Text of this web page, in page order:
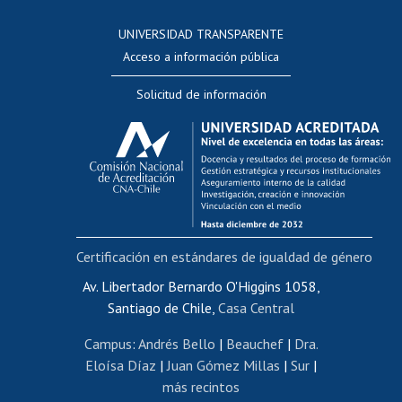
Evaluación docente
Calificación académica
Postulación al AUCAI
Funcionarias/os
Cursos internos de capacitación
Bienestar del personal
Portal de movilidad interna
Certificado de renta
Certificado de renta honorarios
Editar páginas blancas
Extranjeras/os
UNIVERSIDAD TRANSPARENTE
Acceso a información pública
Solicitud de información
Av. Libertador Bernardo O'Higgins 1058,
Santiago de Chile, Casa Central
Campus: Andrés Bello | Beauchef| Dra.
Eloísa Díaz |Juan Gómez Millas | Sur |
más recintos
Certificación en estándares de igualdad de género